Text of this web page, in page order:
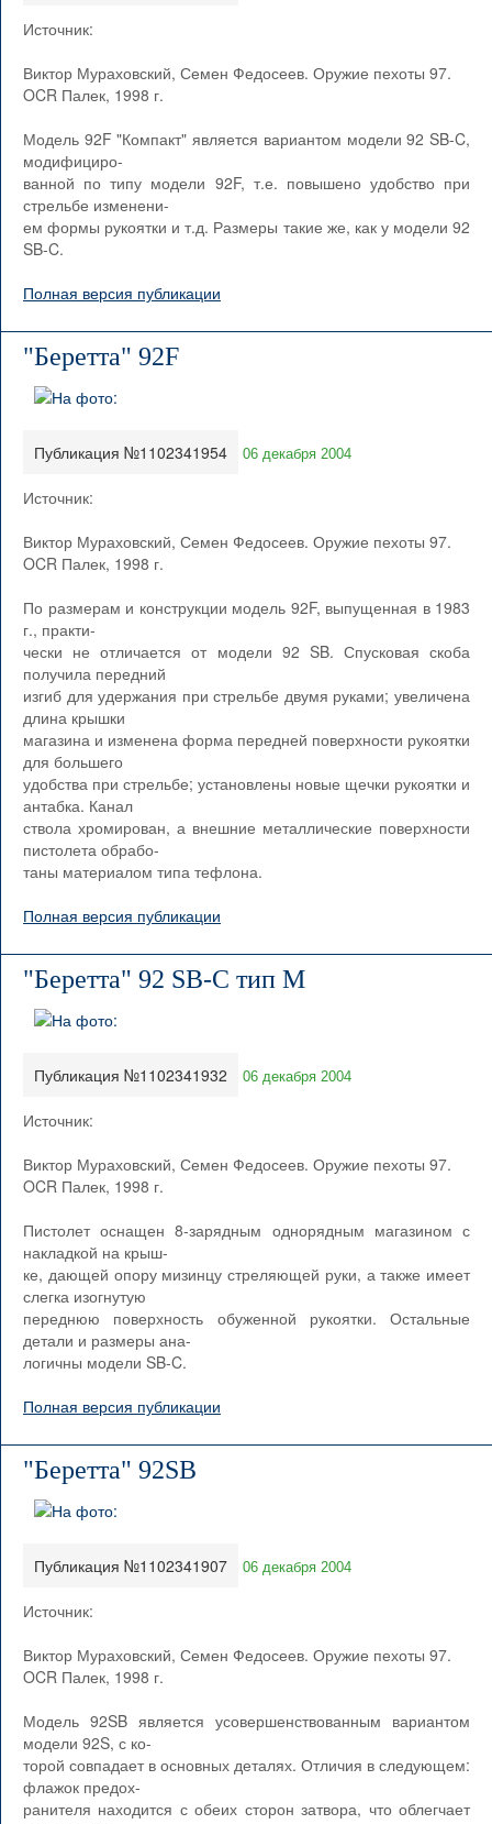
Источник:
Виктор Мураховский, Семен Федосеев. Оружие пехоты 97.
OCR Палек, 1998 г.
Модель 92F "Компакт" является вариантом модели 92 SB-C,
модифициро-
ванной по типу модели 92F, т.е. повышено удобство при
стрельбе изменени-
ем формы рукоятки и т.д. Размеры такие же, как у модели 92
SB-C.
Полная версия публикации
"Беретта" 92F
Публикация №1102341954 06 декабря 2004
Источник:
Виктор Мураховский, Семен Федосеев. Оружие пехоты 97.
OCR Палек, 1998 г.
По размерам и конструкции модель 92F, выпущенная в 1983
г., практи-
чески не отличается от модели 92 SB. Спусковая скоба
получила передний
изгиб для удержания при стрельбе двумя руками; увеличена
длина крышки
магазина и изменена форма передней поверхности рукоятки
для большего
удобства при стрельбе; установлены новые щечки рукоятки и
антабка. Канал
ствола хромирован, а внешние металлические поверхности
пистолета обрабо-
таны материалом типа тефлона.
Полная версия публикации
"Беретта" 92 SB-C тип М
Публикация №1102341932 06 декабря 2004
Источник:
Виктор Мураховский, Семен Федосеев. Оружие пехоты 97.
OCR Палек, 1998 г.
Пистолет оснащен 8-зарядным однорядным магазином с
накладкой на крыш-
ке, дающей опору мизинцу стреляющей руки, а также имеет
слегка изогнутую
переднюю поверхность обуженной рукоятки. Остальные
детали и размеры ана-
логичны модели SB-C.
Полная версия публикации
"Беретта" 92SB
Публикация №1102341907 06 декабря 2004
Источник:
Виктор Мураховский, Семен Федосеев. Оружие пехоты 97.
OCR Палек, 1998 г.
Модель 92SB является усовершенствованным вариантом
модели 92S, с ко-
торой совпадает в основных деталях. Отличия в следующем:
флажок предох-
ранителя находится с обеих сторон затвора, что облегчает